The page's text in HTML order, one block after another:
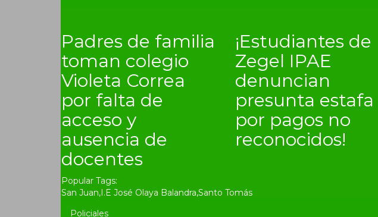
Padres de familia
toman colegio
Violeta Correa
por falta de
acceso y
ausencia de
docentes
¡Estudiantes de
Zegel IPAE
denuncian
presunta estafa
por pagos no
reconocidos!
Popular Tags:
San Juan,I.E José Olaya Balandra,Santo Tomás
Policiales